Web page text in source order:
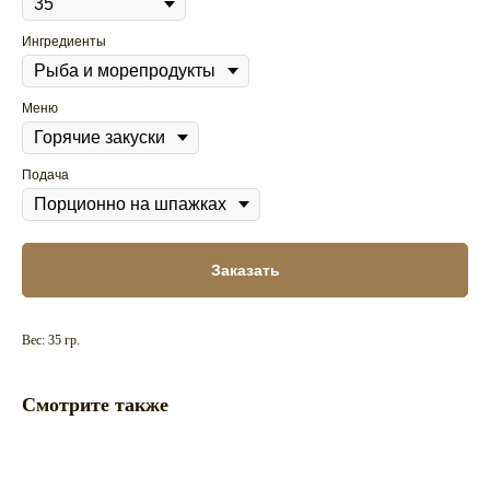
Ингредиенты
Меню
Подача
Заказать
Вес: 35 гр.
Смотрите также